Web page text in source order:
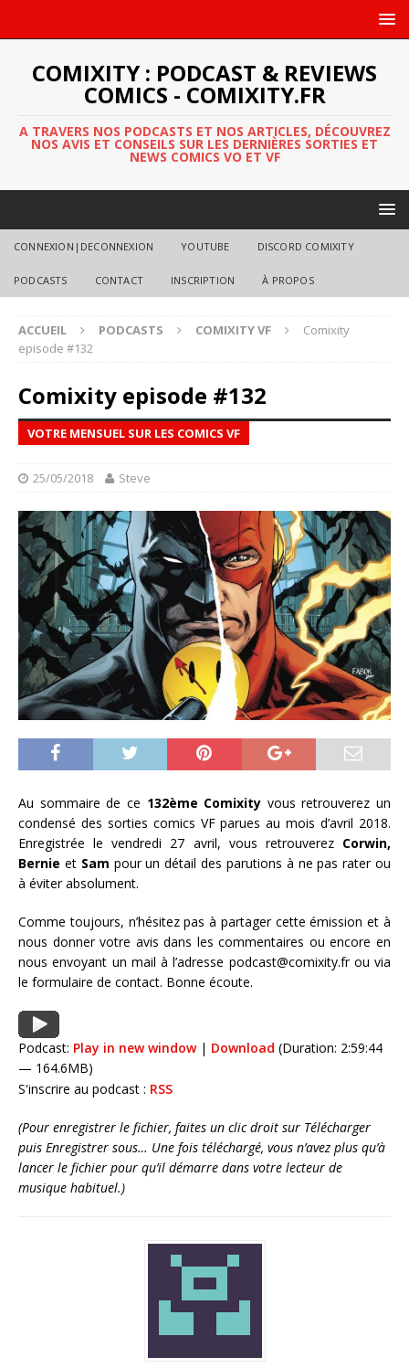
COMIXITY : PODCAST & REVIEWS
COMICS - COMIXITY.FR
A TRAVERS NOS PODCASTS ET NOS ARTICLES, DÉCOUVREZ
NOS AVIS ET CONSEILS SUR LES DERNIÈRES SORTIES ET
NEWS COMICS VO ET VF
CONNEXION|DECONNEXION YOUTUBE DISCORD COMIXITY
PODCASTS CONTACT INSCRIPTION À PROPOS
ACCUEIL PODCASTS COMIXITY VF
Comixity
episode #132
Comixity episode #132
VOTRE MENSUEL SUR LES COMICS VF
25/05/2018 Steve
Au sommaire de ce 132ème Comixity vous retrouverez un
condensé des sorties comics VF parues au mois d’avril 2018.
Enregistrée le vendredi 27 avril, vous retrouverez Corwin,
Bernie et Sam pour un détail des parutions à ne pas rater ou
à éviter absolument.
Comme toujours, n’hésitez pas à partager cette émission et à
nous donner votre avis dans les commentaires ou encore en
nous envoyant un mail à l’adresse podcast@comixity.fr ou via
le formulaire de contact. Bonne écoute.
Podcast: Play in new window| Download (Duration: 2:59:44
— 164.6MB)
S'inscrire au podcast : RSS
(Pour enregistrer le fichier, faites un clic droit sur Télécharger
puis Enregistrer sous… Une fois téléchargé, vous n’avez plus qu’à
lancer le fichier pour qu’il démarre dans votre lecteur de
musique habituel.)